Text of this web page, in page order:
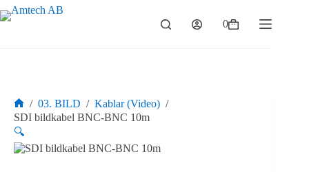
Hoppa
till
Varukorg
0
Hem
/ 03. BILD / Kablar (Video) /
SDI bildkabel BNC-BNC 10m
🔍